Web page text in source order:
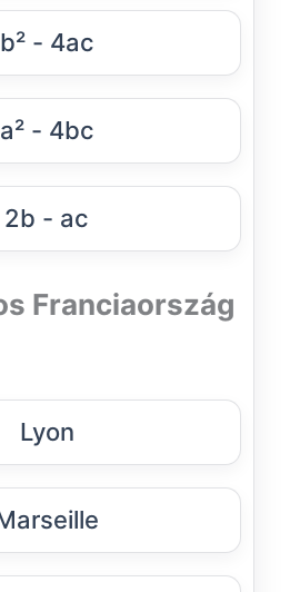
b² - 4ac
a² - 4bc
2b - ac
Franciaország
Lyon